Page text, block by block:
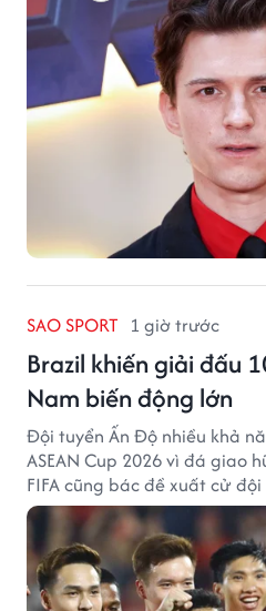
SAO SPORT 1 giờ trước
Brazil khiến giải đấu
Nam biến động lớn
Đội tuyển Ấn Độ nhiều khả
ASEAN Cup 2026 vì đá giao
FIFA cũng bác đề xuất cử
tuyển quốc gia.